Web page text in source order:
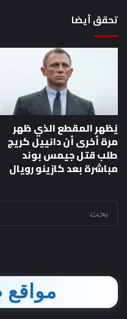
تحقق أيضا
يُظهر المقطع الذي ظهر
مرة أخرى أن دانييل كريج
طلب قتل جيمس بوند
مباشرة بعد كازينو رويال